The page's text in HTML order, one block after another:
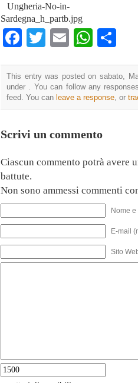
Ungheria-No-in-
Sardegna_h_partb.jpg
Facebook
TwitterEmail
This entry was posted on sabato,
under . You can follow any
feed. You can leave a response , or
Scrivi un commento
Ciascun commento potrà avere
battute.
Non sono ammessi commenti
Nome
E-mail
Sito